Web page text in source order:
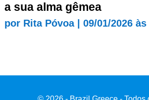
a sua alma gêmea
por Rita Póvoa| 09/01/2026